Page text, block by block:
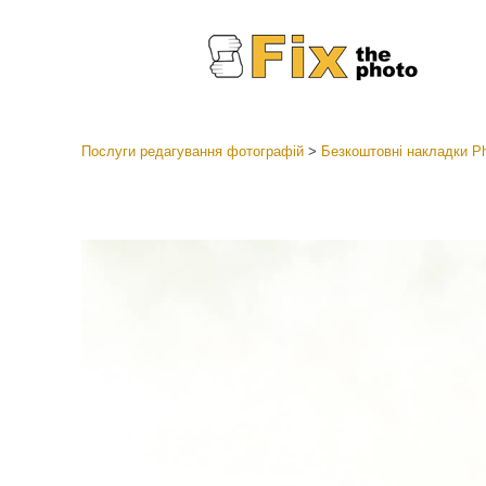
Послуги редагування фотографій> Безкоштовні накладки